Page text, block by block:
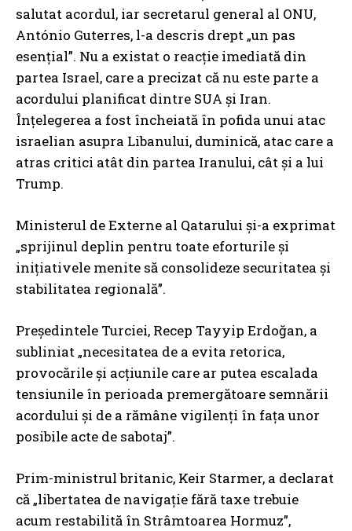
salutat acordul, iar secretarul general al ONU,
António Guterres, l-a descris drept „un pas
esențial”. Nu a existat o reacție imediată din
partea Israel, care a precizat că nu este parte a
acordului planificat dintre SUA și Iran.
Înțelegerea a fost încheiată în pofida unui atac
israelian asupra Libanului, duminică, atac care a
atras critici atât din partea Iranului, cât și a lui
Trump.
Ministerul de Externe al Qatarului și-a exprimat
„sprijinul deplin pentru toate eforturile și
inițiativele menite să consolideze securitatea și
stabilitatea regională”.
Președintele Turciei, Recep Tayyip Erdoğan, a
subliniat „necesitatea de a evita retorica,
provocările și acțiunile care ar putea escalada
tensiunile în perioada premergătoare semnării
acordului și de a rămâne vigilenți în fața unor
posibile acte de sabotaj”.
Prim-ministrul britanic, Keir Starmer, a declarat
că „libertatea de navigație fără taxe trebuie
acum restabilită în Strâmtoarea Hormuz”,